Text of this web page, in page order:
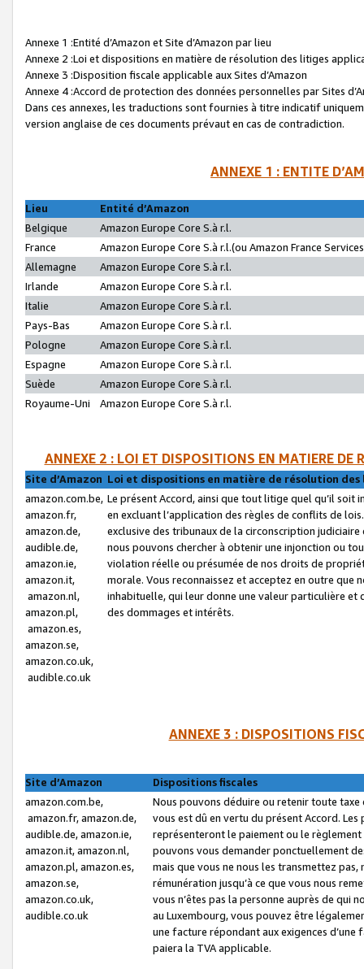
Annexe 1 :Entité d’Amazon et Site d’Amazon par lieu
Annexe 2 :Loi et dispositions en matière de résolution des litiges
Annexe 3 :Disposition fiscale applicable aux Sites d’Amazon
Annexe 4 :Accord de protection des données personnelles par Sites
Dans ces annexes, les traductions sont fournies à titre indicatif
version anglaise de ces documents prévaut en cas de contradiction.
ANNEXE 1 : ENTITE
Lieu
Entité d’Amazon
Belgique
Amazon Europe Core S.à r.l.
France
Amazon Europe Core S.à r.l.(ou Amazon France
Allemagne
Amazon Europe Core S.à r.l.
Irlande
Amazon Europe Core S.à r.l.
Italie
Amazon Europe Core S.à r.l.
Pays-Bas
Amazon Europe Core S.à r.l.
Pologne
Amazon Europe Core S.à r.l.
Espagne
Amazon Europe Core S.à r.l.
Suède
Amazon Europe Core S.à r.l.
Royaume-Uni
Amazon Europe Core S.à r.l.
ANNEXE 2 : LOI ET DISPOSITIONS EN MATIERE DE
Site d’Amazon Loi et dispositions en matière de résolution
amazon.com.be,
amazon.fr,
amazon.de,
audible.de,
amazon.ie,
amazon.it,
amazon.nl,
amazon.pl,
amazon.es,
amazon.se,
amazon.co.uk,
audible.co.uk
Le présent Accord, ainsi que tout litige quel qu’il soit
en excluant l’application des règles de conflits de
exclusive des tribunaux de la circonscription
nous pouvons chercher à obtenir une injonction ou
violation réelle ou présumée de nos droits de
morale. Vous reconnaissez et acceptez en outre que
inhabituelle, qui leur donne une valeur particulière
des dommages et intérêts.
ANNEXE 3 : DISPOSITIONS
Site d’Amazon
Dispositions fiscales
amazon.com.be,
amazon.fr, amazon.de,
audible.de, amazon.ie,
amazon.it, amazon.nl,
amazon.pl, amazon.es,
amazon.se,
amazon.co.uk,
audible.co.uk
Nous pouvons déduire ou retenir toute
vous est dû en vertu du présent Accord.
représenteront le paiement ou le
pouvons vous demander ponctuellement
mais que vous ne nous les transmettez
rémunération jusqu’à ce que vous nous
vous n’êtes pas la personne auprès de qui
au Luxembourg, vous pouvez être
une facture répondant aux exigences
paiera la TVA applicable.